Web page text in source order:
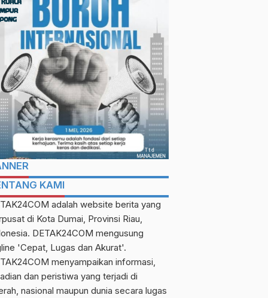
KAMI
adalah website berita yang
di Kota Dumai, Provinsi Riau,
DETAK24COM mengusung
'Cepat, Lugas dan Akurat'.
menyampaikan informasi,
dan peristiwa yang terjadi di
nasional maupun dunia secara lugas